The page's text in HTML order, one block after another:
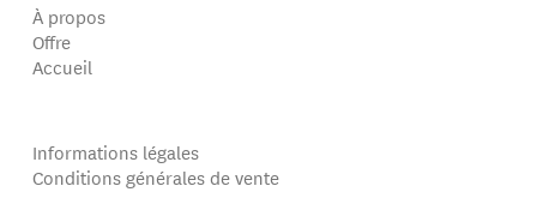
À propos
Offre
Accueil
Informations légales
Conditions générales de vente